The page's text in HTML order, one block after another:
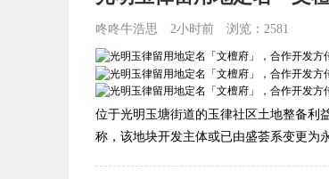
咚咚牛浩思 2小时前 浏览：2581
位于光明玉塘街道的玉律社区土地整备利
称，该地块开发主体或已由盛荟系变更为